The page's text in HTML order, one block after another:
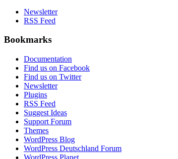
Newsletter
RSS Feed
Bookmarks
Documentation
Find us on Facebook
Find us on Twitter
Newsletter
Plugins
RSS Feed
Suggest Ideas
Support Forum
Themes
WordPress Blog
WordPress Deutschland Forum
WordPress Planet